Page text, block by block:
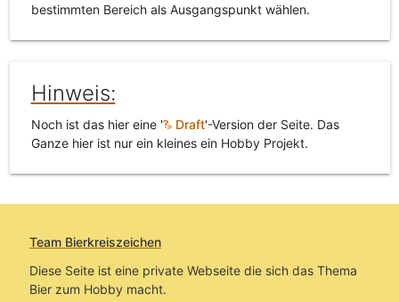
bestimmten Bereich als Ausgangspunkt wählen.
Hinweis:
Noch ist das hier eine ' Draft'-Version der Seite. Das
Ganze hier ist nur ein kleines ein Hobby Projekt.
Team Bierkreiszeichen
Diese Seite ist eine private Webseite die sich das Thema
Bier zum Hobby macht.